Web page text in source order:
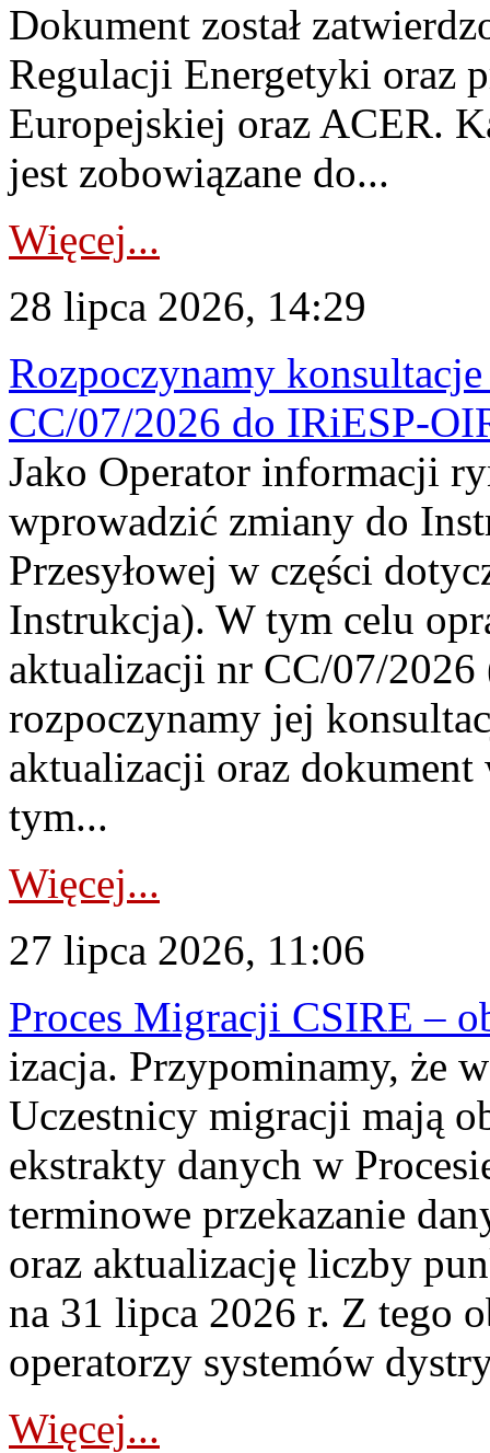
Dokument został
Regulacji Energetyki oraz
Europejskiej oraz ACER.
jest zobowiązane do...
Więcej...
28 lipca 2026, 14:29
Rozpoczynamy
CC/07/2026 do IRiESP-
Jako Operator informacji
wprowadzić zmiany do
Przesyłowej w części
Instrukcja). W tym celu
aktualizacji nr CC/07/
rozpoczynamy jej
aktualizacji oraz
tym...
Więcej...
27 lipca 2026, 11:06
Proces Migracji CSIRE –
izacja. Przypominamy, że
Uczestnicy migracji mają
ekstrakty danych w
terminowe przekazanie
oraz aktualizację liczby
na 31 lipca 2026 r. Z tego
operatorzy systemów
Więcej...